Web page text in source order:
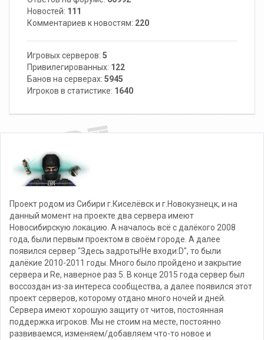
Новостей: 111
Комментариев к новостям: 220
Игровых серверов: 5
Привилегированных: 122
Банов на серверах: 5945
Игроков в статистике: 1640
Проект родом из Сибири г.Киселёвск и г.Новокузнецк, и на
данный момент на проекте два сервера имеют
Новосибирскую локацию. А началось всё с далёкого 2008
года, были первым проектом в своём городе. А далее
появился сервер "Здесь задроты!Не входи:D", то были
далёкие 2010-2011 годы. Много было пройдено и закрытие
сервера и Re, наверное раз 5. В конце 2015 года сервер был
воссоздан из-за интереса сообщества, а далее появился этот
проект серверов, которому отдано много ночей и дней.
Сервера имеют хорошую защиту от читов, постоянная
поддержка игроков. Мы не стоим на месте, постоянно
развиваемся, изменяем/добавляем что-то новое и